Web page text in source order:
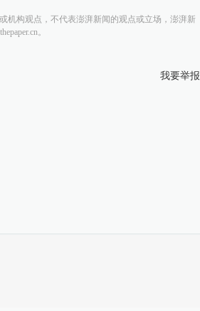
机构观点，不代表澎湃新闻的观点或立场，澎湃新
。
我要举报